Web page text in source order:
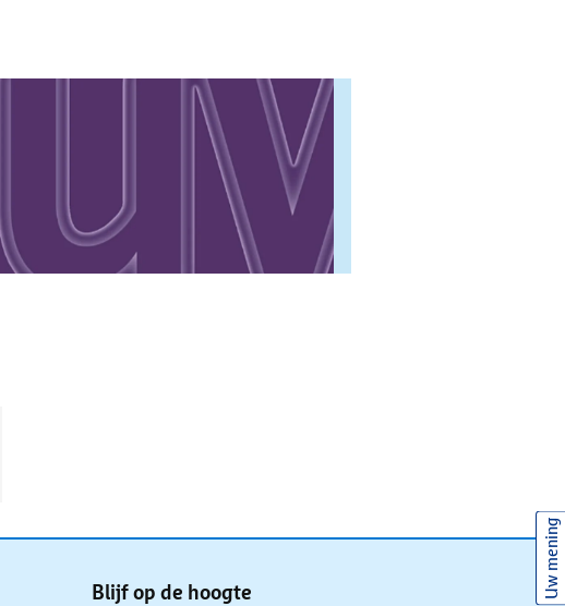
Blijf op de hoogte Uw mening